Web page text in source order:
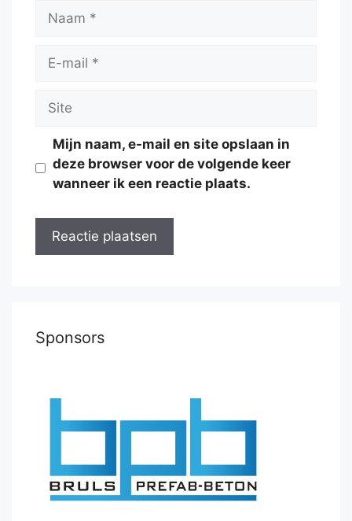
Naam
Site
Mijn naam, e-mail en site opslaan in
deze browser voor de volgende keer
wanneer ik een reactie plaats.
Sponsors